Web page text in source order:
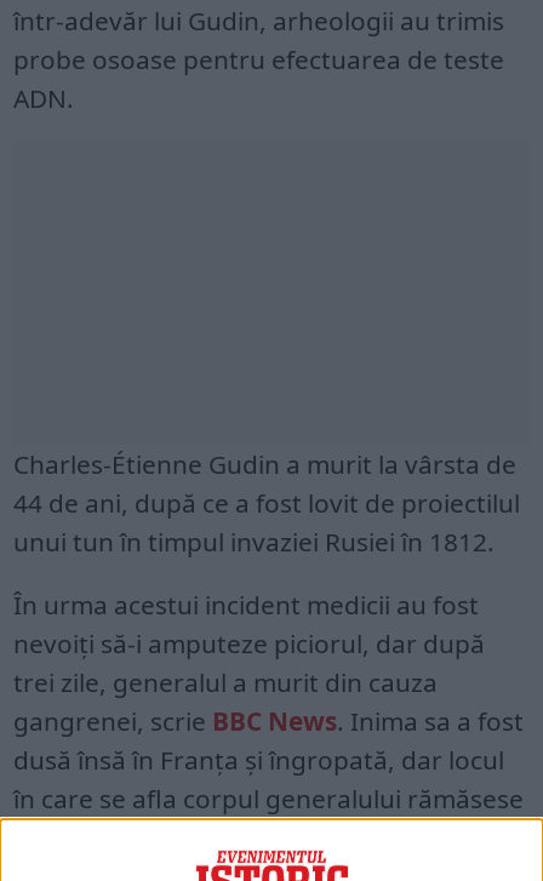
într-adevăr lui Gudin, arheologii au trimis
probe osoase pentru efectuarea de teste
ADN.
Charles-Étienne Gudin a murit la vârsta de
44 de ani, după ce a fost lovit de proiectilul
unui tun în timpul invaziei Rusiei în 1812.
În urma acestui incident medicii au fost
nevoiți să-i amputeze piciorul, dar după
trei zile, generalul a murit din cauza
gangrenei, scrie BBC News. Inima sa a fost
dusă însă în Franța și îngropată, dar locul
în care se afla corpul generalului rămăsese